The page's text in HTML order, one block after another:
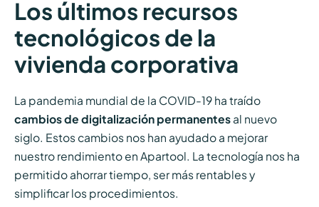
Los últimos recursos
tecnológicos de la
vivienda corporativa
La pandemia mundial de la COVID-19 ha traído
cambios de digitalización permanentesal nuevo
siglo. Estos cambios nos han ayudado a mejorar
nuestro rendimiento en Apartool. La tecnología nos ha
permitido ahorrar tiempo, ser más rentables y
simplificar los procedimientos.